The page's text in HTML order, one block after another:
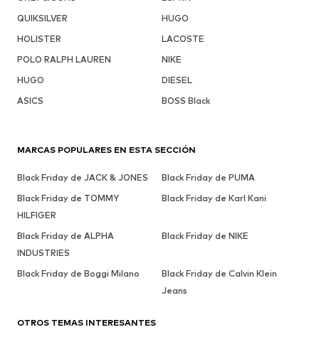
QUIKSILVER
HUGO
HOLISTER
LACOSTE
POLO RALPH LAUREN
NIKE
HUGO
DIESEL
ASICS
BOSS Black
MARCAS POPULARES EN ESTA SECCIÓN
Black Friday de JACK & JONES
Black Friday de PUMA
Black Friday de TOMMY
HILFIGER
Black Friday de Karl Kani
Black Friday de ALPHA
INDUSTRIES
Black Friday de NIKE
Black Friday de Boggi Milano
Black Friday de Calvin Klein
Jeans
OTROS TEMAS INTERESANTES